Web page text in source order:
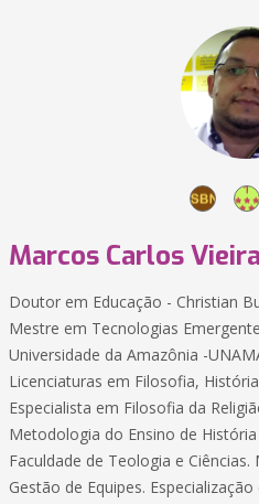
Marcos Carlos
Doutor em Educação - Christian
Mestre em Tecnologias
Universidade da Amazônia -
Licenciaturas em Filosofia,
Especialista em Filosofia da
Metodologia do Ensino de
Faculdade de Teologia e
Gestão de Equipes.